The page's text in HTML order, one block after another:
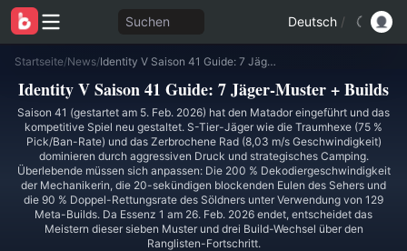
Suchen Deutsch /
Startseite/News/ Identity V Saison 41 Guide: 7 Jäger-Muster + Builds
Identity V Saison 41 Guide: 7 Jäger-Muster + Builds
Saison 41 (gestartet am 5. Feb. 2026) hat den Matador eingeführt und das
kompetitive Spiel neu gestaltet. S-Tier-Jäger wie die Traumhexe (75 %
Pick/Ban-Rate) und das Zerbrochene Rad (8,03 m/s Geschwindigkeit)
dominieren durch aggressiven Druck und strategisches Camping.
Überlebende müssen sich anpassen: Die 200 % Dekodiergeschwindigkeit
der Mechanikerin, die 20-sekündigen blockenden Eulen des Sehers und
die 90 % Doppel-Rettungsrate des Söldners unter Verwendung von 129
Meta-Builds. Da Essenz 1 am 26. Feb. 2026 endet, entscheidet das
Meistern dieser sieben Muster und drei Build-Wechsel über den
Ranglisten-Fortschritt.